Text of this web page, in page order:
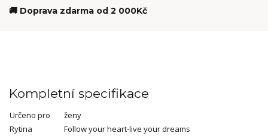
🚚 Doprava zdarma od 2 000Kč
Kompletní specifikace
Určeno pro
ženy
Rytina
Follow your heart-live your dreams